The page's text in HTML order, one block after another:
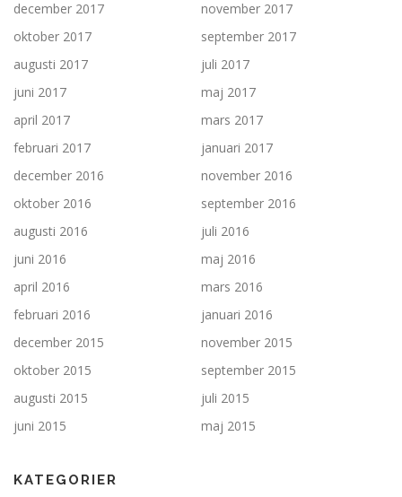
december 2017
november 2017
oktober 2017
september 2017
augusti 2017
juli 2017
juni 2017
maj 2017
april 2017
mars 2017
februari 2017
januari 2017
december 2016
november 2016
oktober 2016
september 2016
augusti 2016
juli 2016
juni 2016
maj 2016
april 2016
mars 2016
februari 2016
januari 2016
december 2015
november 2015
oktober 2015
september 2015
augusti 2015
juli 2015
juni 2015
maj 2015
KATEGORIER